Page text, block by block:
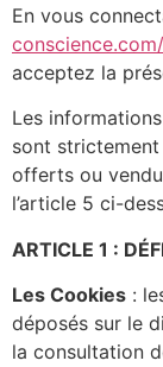
En vous
conscience.com/
acceptez la
Les
sont strictement
offerts ou
l’article 5 ci-
ARTICLE 1 :
Les Cookies :
déposés sur le
la consultation